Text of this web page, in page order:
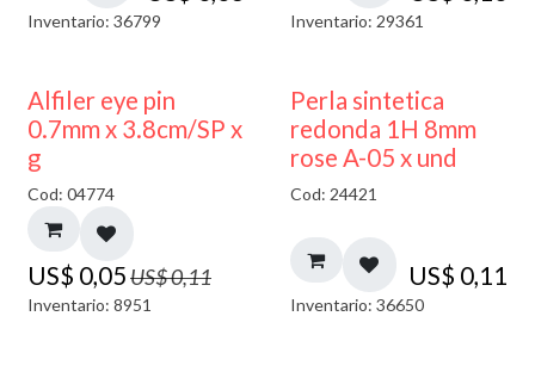
Inventario: 36799 Inventario: 29361
50% DESCUENTO
Alfiler eye pin
0.7mm x 3.8cm/SP x
g
Cod: 04774
US$ 0,05US$0,11
Inventario: 8951
Perla sintetica
redonda 1H 8mm
rose A-05 x und
Cod: 24421
US$ 0,11
Inventario: 36650